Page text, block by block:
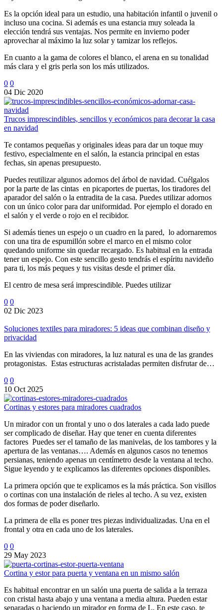
Es la opción ideal para un estudio, una habitación infantil o juvenil o
incluso una cocina. Si además es una estancia muy soleada la
elección tendrá sus ventajas. Nos permite en invierno poder
aprovechar al máximo la luz solar y tamizar los reflejos.
En cuanto a la gama de colores el blanco, el arena en su tonalidad
más clara y el gris perla son los más utilizados.
0 0
04 Dic 2020
Trucos imprescindibles, sencillos y económicos para decorar la casa
en navidad
Te contamos pequeñas y originales ideas para dar un toque muy
festivo, especialmente en el salón, la estancia principal en estas
fechas, sin apenas presupuesto.
Puedes reutilizar algunos adornos del árbol de navidad. Cuélgalos
por la parte de las cintas en picaportes de puertas, los tiradores del
aparador del salón o la entradita de la casa. Puedes utilizar adornos
con un único color para dar uniformidad. Por ejemplo el dorado en
el salón y el verde o rojo en el recibidor.
Si además tienes un espejo o un cuadro en la pared, lo adornaremos
con una tira de espumillón sobre el marco en el mismo color
quedando uniforme sin quedar recargado. Es habitual en la entrada
tener un espejo. Con este sencillo gesto tendrás el espíritu navideño
para ti, los más peques y tus visitas desde el primer día.
El centro de mesa será imprescindible. Puedes utilizar
0 0
02 Dic 2023
Soluciones textiles para miradores: 5 ideas que combinan diseño y
privacidad
En las viviendas con miradores, la luz natural es una de las grandes
protagonistas. Estas estructuras acristaladas permiten disfrutar de…
0 0
10 Oct 2025
Cortinas y estores para miradores cuadrados
Un mirador con un frontal y uno o dos laterales a cada lado puede
ser complicado de diseñar. Hay que tener en cuenta diferentes
factores Puedes ser el tamaño de las manivelas, de los tambores y la
apertura de las ventanas…. Además en algunos casos no tenemos
persianas, teniendo apenas un centímetro desde la ventana al techo.
Sigue leyendo y te explicamos las diferentes opciones disponibles.
La primera opción que te explicamos es la más práctica. Son visillos
o cortinas con una instalación de rieles al techo. A su vez, existen
dos formas de poder diseñarlo.
La primera de ella es poner tres piezas individualizadas. Una en el
frontal y otra en cada uno de los laterales.
0 0
29 May 2023
Cortina y estor para puerta y ventana en un mismo salón
Es habitual encontrar en un salón una puerta de salida a la terraza
con cristal hasta abajo y una ventana a media altura. Pueden estar
separadas o haciendo un mirador en forma de L. En este caso, te